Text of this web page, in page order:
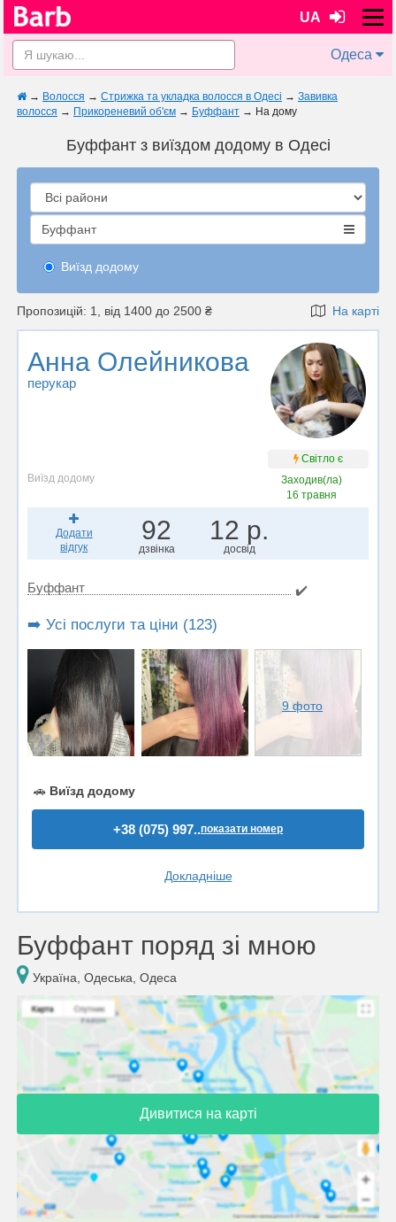
UA
Одеса
→ Волосся → Стрижка та укладка волосся в Одесі → Завивка
волосся → Прикореневий об'єм → Буффант → На дому
Буффант з виїздом додому в Одесі
Буффант
Виїзд додому
Пропозицій: 1, від 1400 до 2500 ₴ На карті
Анна Олейникова
перукар
Світло є
Виїзд додому
Заходив(ла)
16 травня
Додати
відгук
92
дзвінка
12 р.
досвід
Буффант ✔️
➡️ Усі послуги та ціни (123)
9 фото
🚗 Виїзд додому
+38 (075) 997..показати номер
Докладніше
Буффант поряд зі мною
Україна, Одеська, Одеса
Дивитися на карті